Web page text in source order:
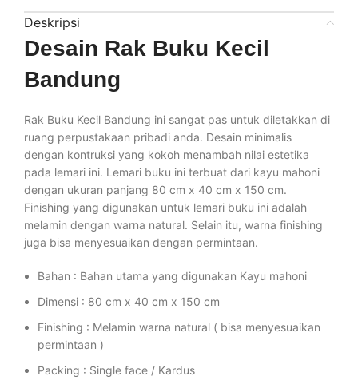
Deskripsi
Desain Rak Buku Kecil
Bandung
Rak Buku Kecil Bandung ini sangat pas untuk diletakkan di
ruang perpustakaan pribadi anda. Desain minimalis
dengan kontruksi yang kokoh menambah nilai estetika
pada lemari ini. Lemari buku ini terbuat dari kayu mahoni
dengan ukuran panjang 80 cm x 40 cm x 150 cm.
Finishing yang digunakan untuk lemari buku ini adalah
melamin dengan warna natural. Selain itu, warna finishing
juga bisa menyesuaikan dengan permintaan.
Bahan : Bahan utama yang digunakan Kayu mahoni
Dimensi : 80 cm x 40 cm x 150 cm
Finishing : Melamin warna natural ( bisa menyesuaikan
permintaan )
Packing : Single face / Kardus